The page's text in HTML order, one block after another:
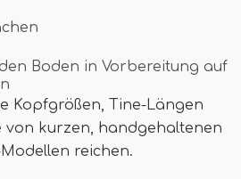
Boden in Vorbereitung auf
Kopfgrößen, Tine-Längen
von kurzen, handgehaltenen
reichen.